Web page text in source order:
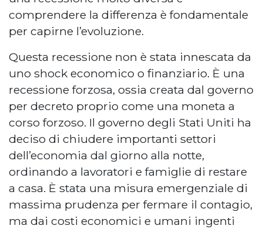
comprendere la differenza è fondamentale
per capirne l’evoluzione.
Questa recessione non è stata innescata da
uno shock economico o finanziario. È una
recessione forzosa, ossia creata dal governo
per decreto proprio come una moneta a
corso forzoso. Il governo degli Stati Uniti ha
deciso di chiudere importanti settori
dell’economia dal giorno alla notte,
ordinando a lavoratori e famiglie di restare
a casa. È stata una misura emergenziale di
massima prudenza per fermare il contagio,
ma dai costi economici e umani ingenti